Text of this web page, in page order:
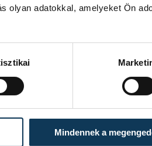
olyan adatokkal, amelyeket Ön
Mindennek a
BALATON
Egy
az Év